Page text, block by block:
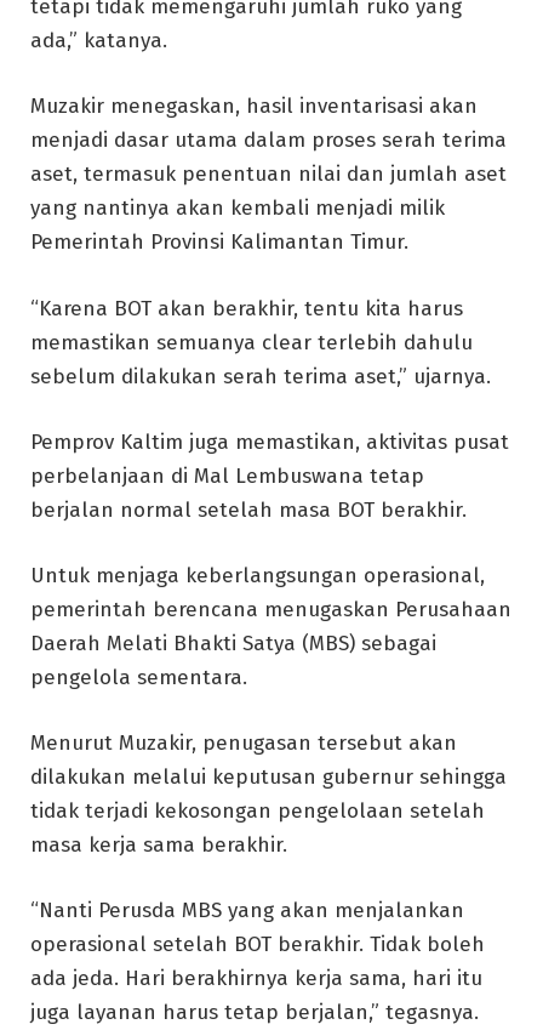
tetapi tidak memengaruhi jumlah ruko yang
ada,” katanya.
Muzakir menegaskan, hasil inventarisasi akan
menjadi dasar utama dalam proses serah terima
aset, termasuk penentuan nilai dan jumlah aset
yang nantinya akan kembali menjadi milik
Pemerintah Provinsi Kalimantan Timur.
“Karena BOT akan berakhir, tentu kita harus
memastikan semuanya clear terlebih dahulu
sebelum dilakukan serah terima aset,” ujarnya.
Pemprov Kaltim juga memastikan, aktivitas pusat
perbelanjaan di Mal Lembuswana tetap
berjalan normal setelah masa BOT berakhir.
Untuk menjaga keberlangsungan operasional,
pemerintah berencana menugaskan Perusahaan
Daerah Melati Bhakti Satya (MBS) sebagai
pengelola sementara.
Menurut Muzakir, penugasan tersebut akan
dilakukan melalui keputusan gubernur sehingga
tidak terjadi kekosongan pengelolaan setelah
masa kerja sama berakhir.
“Nanti Perusda MBS yang akan menjalankan
operasional setelah BOT berakhir. Tidak boleh
ada jeda. Hari berakhirnya kerja sama, hari itu
juga layanan harus tetap berjalan,” tegasnya.